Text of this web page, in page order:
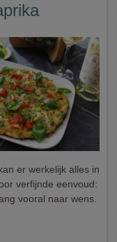
er werkelijk alles in
verfijnde eenvoud:
vooral naar wens.